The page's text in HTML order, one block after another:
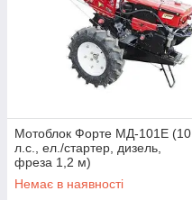
Мотоблок Форте МД-101Е (10
л.с., ел./стартер, дизель,
фреза 1,2 м)
Немає в наявності